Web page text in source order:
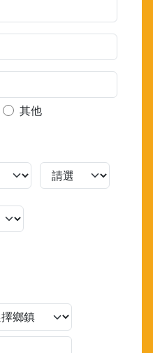
其他